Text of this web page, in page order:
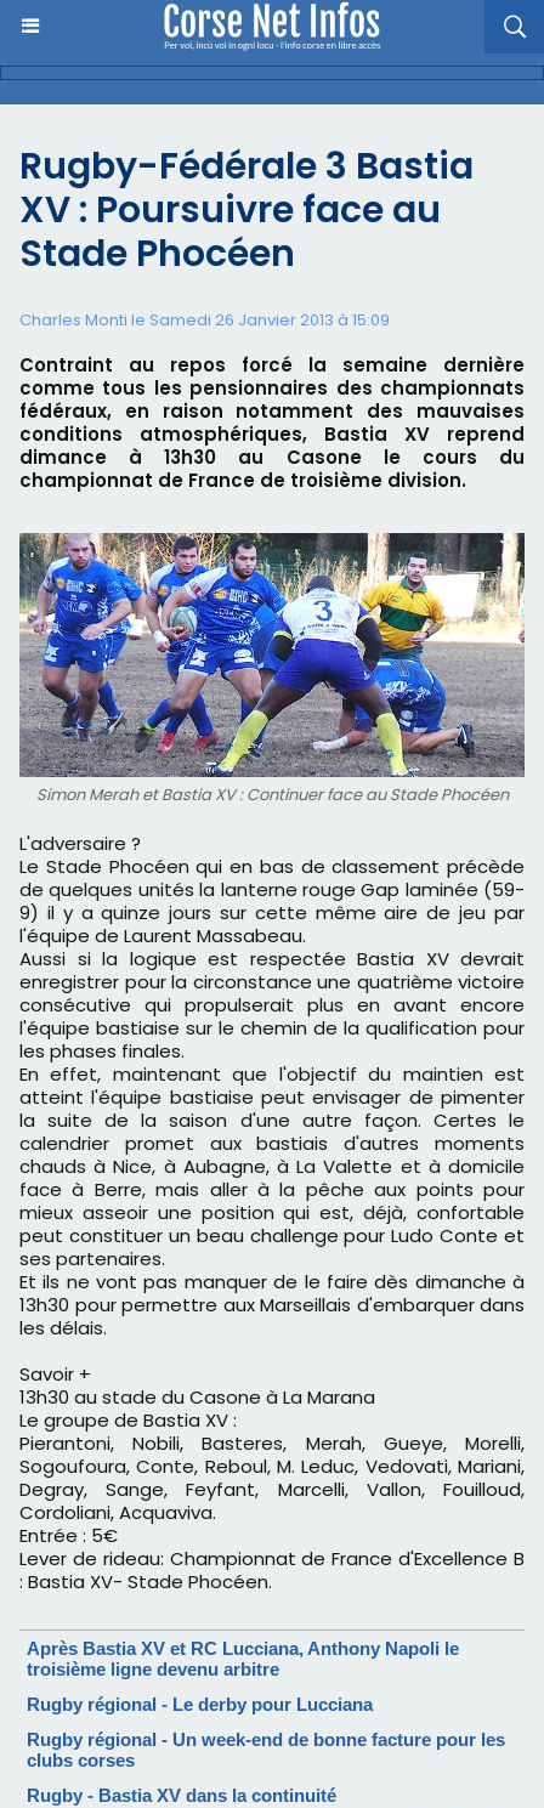
Rugby-Fédérale 3 Bastia
XV : Poursuivre face au
Stade Phocéen
Charles Monti le Samedi 26 Janvier 2013 à 15:09
Contraint au repos forcé la semaine dernière
comme tous les pensionnaires des championnats
fédéraux, en raison notamment des mauvaises
conditions atmosphériques, Bastia XV reprend
dimance à 13h30 au Casone le cours du
championnat de France de troisième division.
Simon Merah et Bastia XV : Continuer face au Stade Phocéen
L'adversaire ?
Le Stade Phocéen qui en bas de classement précède
de quelques unités la lanterne rouge Gap laminée (59-
9) il y a quinze jours sur cette même aire de jeu par
l'équipe de Laurent Massabeau.
Aussi si la logique est respectée Bastia XV devrait
enregistrer pour la circonstance une quatrième victoire
consécutive qui propulserait plus en avant encore
l'équipe bastiaise sur le chemin de la qualification pour
les phases finales.
En effet, maintenant que l'objectif du maintien est
atteint l'équipe bastiaise peut envisager de pimenter
la suite de la saison d'une autre façon. Certes le
calendrier promet aux bastiais d'autres moments
chauds à Nice, à Aubagne, à La Valette et à domicile
face à Berre, mais aller à la pêche aux points pour
mieux asseoir une position qui est, déjà, confortable
peut constituer un beau challenge pour Ludo Conte et
ses partenaires.
Et ils ne vont pas manquer de le faire dès dimanche à
13h30 pour permettre aux Marseillais d'embarquer dans
les délais.
Savoir +
13h30 au stade du Casone à La Marana
Le groupe de Bastia XV :
Pierantoni, Nobili, Basteres, Merah, Gueye, Morelli,
Sogoufoura, Conte, Reboul, M. Leduc, Vedovati, Mariani,
Degray, Sange, Feyfant, Marcelli, Vallon, Fouilloud,
Cordoliani, Acquaviva.
Entrée : 5€
Lever de rideau: Championnat de France d'Excellence B
: Bastia XV- Stade Phocéen.
Après Bastia XV et RC Lucciana, Anthony Napoli le
troisième ligne devenu arbitre
Rugby régional - Le derby pour Lucciana
Rugby régional - Un week-end de bonne facture pour les
clubs corses
Rugby - Bastia XV dans la continuité